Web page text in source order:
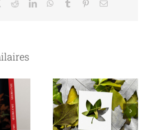
RedditLinkedInWhatsApp
Tumblr PinterestEmail